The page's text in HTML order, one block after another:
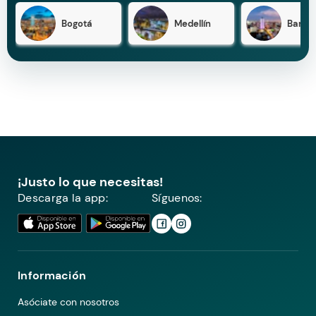
Bogotá Medellín
¡Justo lo que necesitas!
Descarga la app: Síguenos:
Información
Asóciate con nosotros